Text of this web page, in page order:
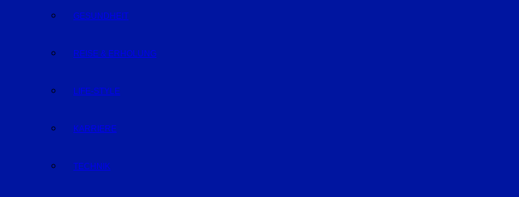
GESUNDHEIT
REISE & ERHOLUNG
LIFE-STYLE
KARRIERE
TECHNIK